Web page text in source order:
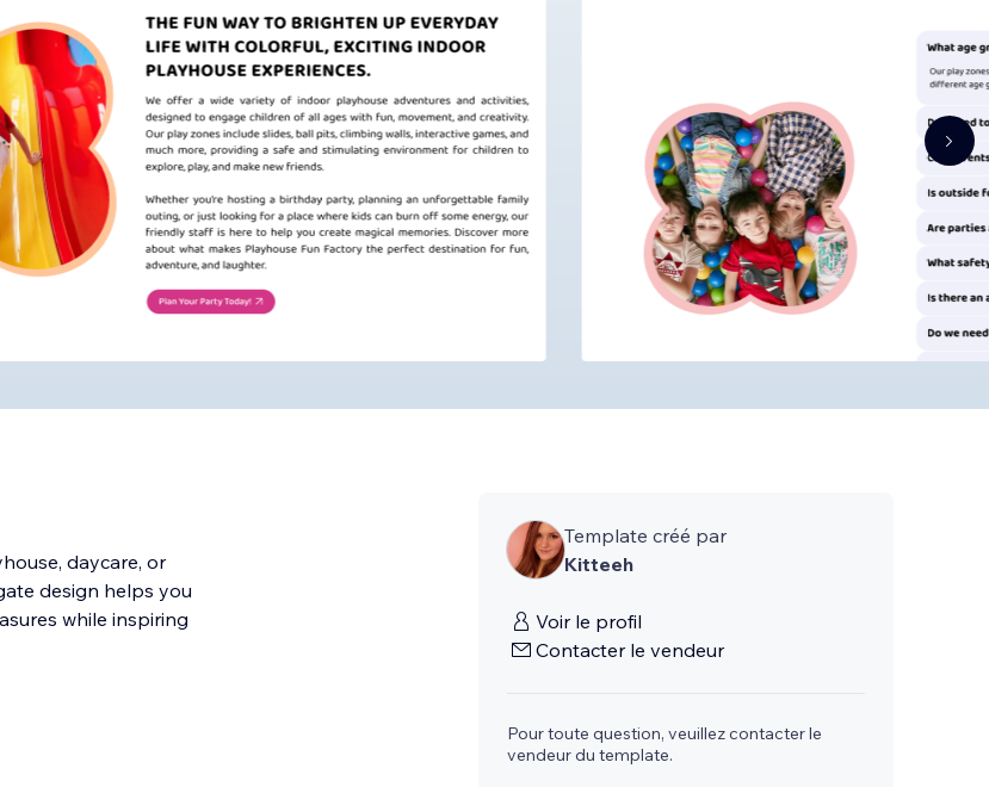
daycare, or
design helps you
while inspiring
Template créé par
Kitteeh
Voir le profil
Contacter le vendeur
Pour toute question, veuillez contacter le
vendeur du template.